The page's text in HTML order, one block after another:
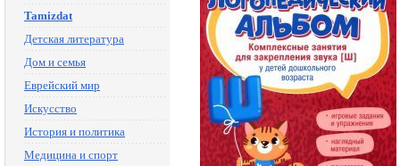
Tamizdat
Детская литература
Дом и семья
Еврейский мир
Искусство
История и политика
Медицина и спорт